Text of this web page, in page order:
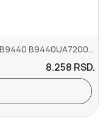
Baterija za Laptop Asus Pro Advanced B9440 B9440UA7200 Pro B9440 B9...
8.258 RSD.